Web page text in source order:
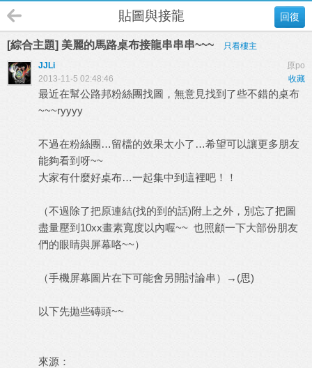
回復
貼圖與接龍
[綜合主題] 美麗的馬路桌布接龍串串串~~~
只看樓主
原po
JJLi
收藏
2013-11-5 02:48:46
最近在幫公路邦粉絲團找圖，無意見找到了些不錯的桌布
~~~ryyyy
不過在粉絲團…留檔的效果太小了…希望可以讓更多朋友
能夠看到呀~~
大家有什麼好桌布…一起集中到這裡吧！！
（不過除了把原連結(找的到的話)附上之外，別忘了把圖
盡量壓到10xx畫素寬度以內喔~~ 也照顧一下大部份朋友
們的眼睛與屏幕咯~~）
（手機屏幕圖片在下可能會另開討論串）→(思)
以下先拋些磚頭~~
來源：